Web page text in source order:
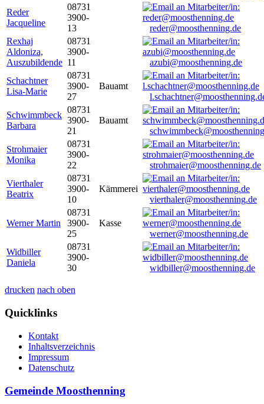
Reder
Jacqueline
08731
3900-
13
reder@moosthenning.de
Rexhaj
Aldoniza,
Auszubildende
08731
3900-
11
azubi@moosthenning.de
Schachtner
Lisa-Marie
08731
3900-
27
Bauamt
Schwimmbeck
Barbara
08731
3900-
21
Bauamt
Strohmaier
Monika
08731
3900-
22
strohmaier@moosthenning.de
Vierthaler
Beatrix
08731
3900-
10
Kämmerei
vierthaler@moosthenning.de
Werner Martin
08731
3900-
25
Kasse
werner@moosthenning.de
Widbiller
Daniela
08731
3900-
30
widbiller@moosthenning.de
drucken nach oben
Quicklinks
Kontakt
Inhaltsverzeichnis
Impressum
Datenschutz
Gemeinde Moosthenning